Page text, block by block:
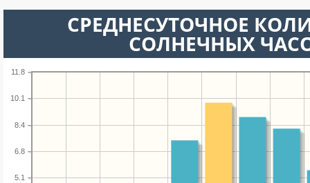
СРЕДНЕСУТОЧНОЕ
СОЛНЕЧНЫХ
5.1
6.8
8.4
10.1
11.8